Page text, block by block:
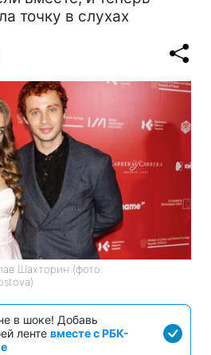
точку в слухах
Шахторин (фото:
в шоке! Добавь
ленте вместе с РБК-